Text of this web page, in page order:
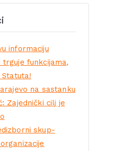
informaciju
trguje funkcijama,
na sastanku
Zajednički cilj je
skup-